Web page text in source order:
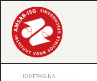
HOMEPAGINA